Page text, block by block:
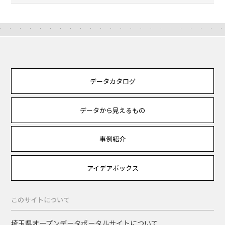
データカタログ
データから見えるもの
事例紹介
アイデアボックス
このサイトについて
埼玉県オープンデータポータルサイトについて